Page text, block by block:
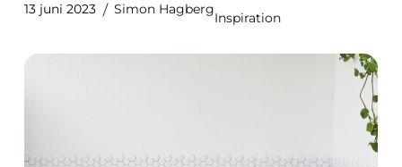
13 juni 2023 Simon Hagberg
Inspiration